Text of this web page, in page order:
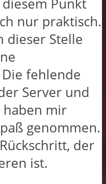
Punkt
nur praktisch.
dieser Stelle
fehlende
Server und
mir
genommen.
der
ist.